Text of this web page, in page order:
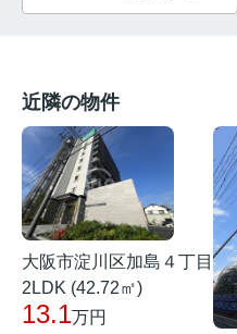
近隣の物件
大阪市淀川区加島４丁目
2LDK (42.72㎡)
13.1万円